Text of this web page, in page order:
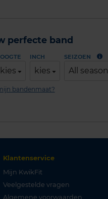
perfecte band
kies
INCH
kies
SEIZOEN
All season
bandenmaat?
Klantenservice
Mijn KwikFit
Veelgestelde vragen
Algemene voorwaarden